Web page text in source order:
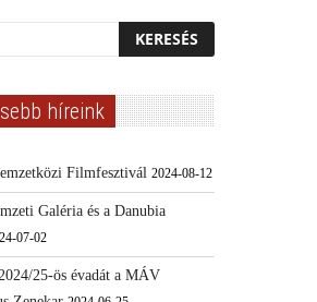
híreink
Filmfesztivál 2024-08-12
Galéria és a Danubia
07-02
25-ös évadát a MÁV